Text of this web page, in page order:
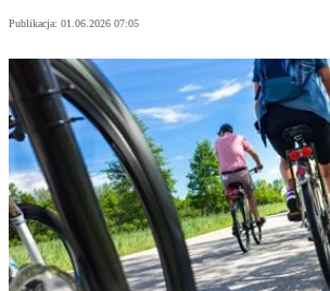
Publikacja: 01.06.2026 07:05